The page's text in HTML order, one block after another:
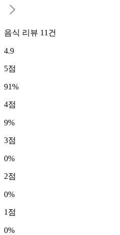
음식 리뷰 11 건
4.9
5점
91%
4점
9%
3점
0%
2점
0%
1 점
0%